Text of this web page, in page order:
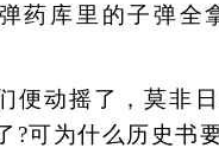
药库里的子弹全
动摇了，莫非日
?可为什么历史书